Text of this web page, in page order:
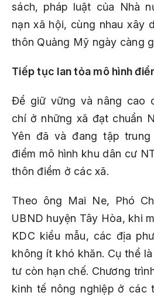
sách, pháp luật của Nhà
nạn xã hội, cùng nhau xây
thôn Quảng Mỹ ngày càng
Tiếp tục lan tỏa mô hình
Để giữ vững và nâng cao
chí ở những xã đạt chuẩn
Yên đã và đang tập
điểm mô hình khu dân cư
thôn điểm ở các xã.
Theo ông Mai Ne, Phó
UBND huyện Tây Hòa, khi
KDC kiểu mẫu, các địa
không ít khó khăn. Cụ thể
tư còn hạn chế. Chương
kinh tế nông nghiệp ở các